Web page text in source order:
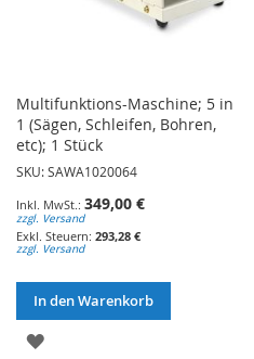
Multifunktions-Maschine; 5 in
1 (Sägen, Schleifen, Bohren,
etc); 1 Stück
SKU: SAWA1020064
349,00 €
zzgl. Versand
293,28 €
zzgl. Versand
In den Warenkorb
ZUR